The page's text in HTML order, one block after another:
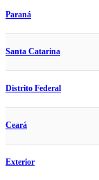
Paraná
Santa Catarina
Distrito Federal
Ceará
Exterior